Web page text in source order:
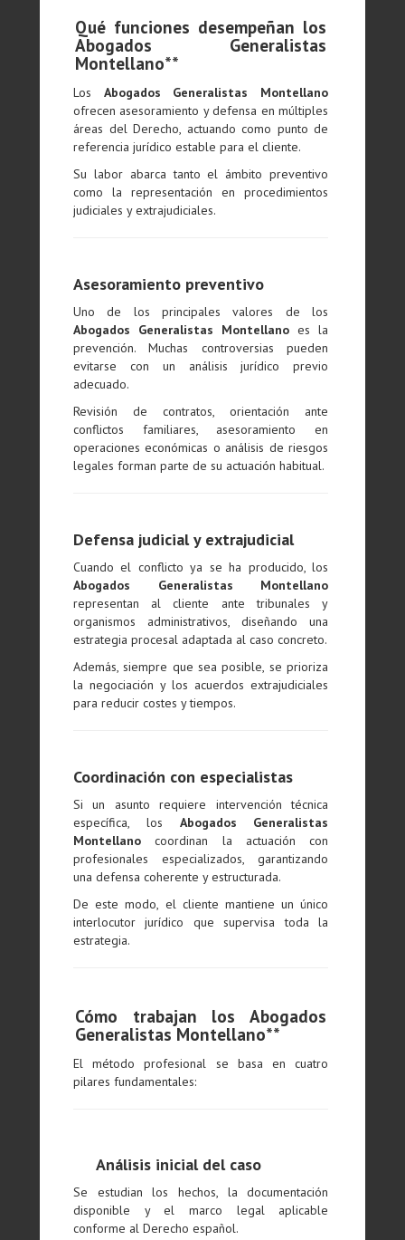
Qué funciones desempeñan los
Abogados Generalistas
Montellano**
Los Abogados Generalistas Montellano
ofrecen asesoramiento y defensa en múltiples
áreas del Derecho, actuando como punto de
referencia jurídico estable para el cliente.
Su labor abarca tanto el ámbito preventivo
como la representación en procedimientos
judiciales y extrajudiciales.
Asesoramiento preventivo
Uno de los principales valores de los
Abogados Generalistas Montellano es la
prevención. Muchas controversias pueden
evitarse con un análisis jurídico previo
adecuado.
Revisión de contratos, orientación ante
conflictos familiares, asesoramiento en
operaciones económicas o análisis de riesgos
legales forman parte de su actuación habitual.
Defensa judicial y extrajudicial
Cuando el conflicto ya se ha producido, los
Abogados Generalistas Montellano
representan al cliente ante tribunales y
organismos administrativos, diseñando una
estrategia procesal adaptada al caso concreto.
Además, siempre que sea posible, se prioriza
la negociación y los acuerdos extrajudiciales
para reducir costes y tiempos.
Coordinación con especialistas
Si un asunto requiere intervención técnica
específica, los Abogados Generalistas
Montellano coordinan la actuación con
profesionales especializados, garantizando
una defensa coherente y estructurada.
De este modo, el cliente mantiene un único
interlocutor jurídico que supervisa toda la
estrategia.
Cómo trabajan los Abogados
Generalistas Montellano**
El método profesional se basa en cuatro
pilares fundamentales:
Análisis inicial del caso
Se estudian los hechos, la documentación
disponible y el marco legal aplicable
conforme al Derecho español.